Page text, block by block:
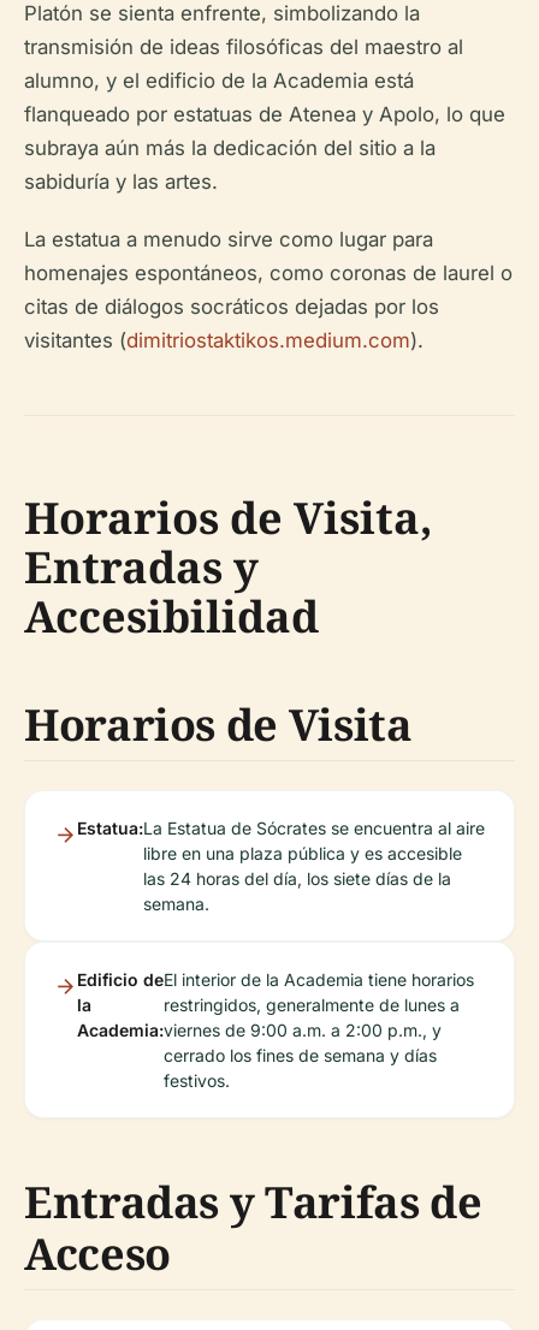
Platón se sienta enfrente, simbolizando la
transmisión de ideas filosóficas del maestro al
alumno, y el edificio de la Academia está
flanqueado por estatuas de Atenea y Apolo, lo que
subraya aún más la dedicación del sitio a la
sabiduría y las artes.
La estatua a menudo sirve como lugar para
homenajes espontáneos, como coronas de laurel o
citas de diálogos socráticos dejadas por los
visitantes (dimitriostaktikos.medium.com).
Horarios de Visita,
Entradas y
Accesibilidad
Horarios de Visita
Estatua:La Estatua de Sócrates se encuentra al aire
libre en una plaza pública y es accesible
las 24 horas del día, los siete días de la
semana.
Edificio de
la
Academia:
El interior de la Academia tiene horarios
restringidos, generalmente de lunes a
viernes de 9:00 a.m. a 2:00 p.m., y
cerrado los fines de semana y días
festivos.
Entradas y Tarifas de
Acceso